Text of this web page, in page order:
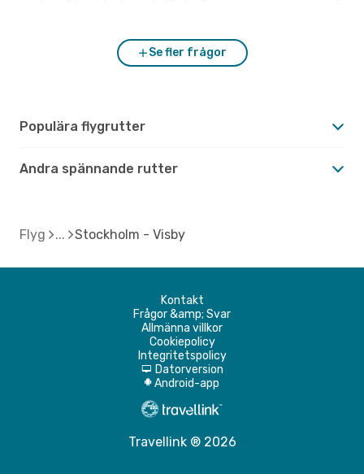
Se fler frågor
Populära flygrutter
Andra spännande rutter
Flyg Stockholm - Visby
Kontakt
Frågor &amp; Svar
Allmänna villkor
Cookiepolicy
Integritetspolicy
d Datorversion
A Android-app
Travellink ® 2026